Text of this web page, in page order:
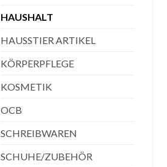
HAUSHALT
HAUSSTIER ARTIKEL
KÖRPERPFLEGE
KOSMETIK
OCB
SCHREIBWAREN
SCHUHE/ZUBEHÖR